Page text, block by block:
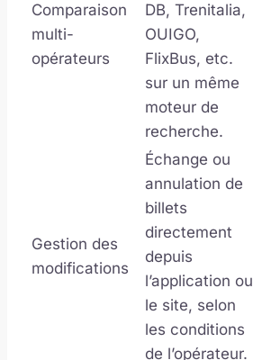
Comparaison
multi-
opérateurs
DB, Trenitalia,
OUIGO,
FlixBus, etc.
sur un même
moteur de
recherche.
Gestion des
modifications
Échange ou
annulation de
billets
directement
depuis
l’application ou
le site, selon
les conditions
de l’opérateur.